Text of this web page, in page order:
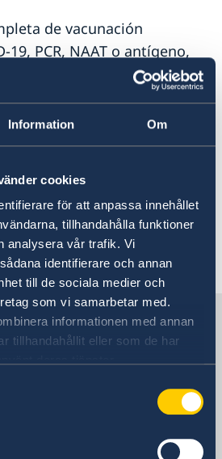
Information Om
cookies
för att anpassa innehållet
tillhandahålla funktioner
analysera vår trafik. Vi
identifierare och annan
till de sociala medier och
som vi samarbetar med.
informationen med annan
tillhandahållit eller som de har
de vacunación
19, PCR, NAAT o antígeno,
72 horas antes del
recuperación con una
de 6 meses
por favor visite
de Justicia
para
(en inglés).
dic 2021, 14.13
Chile, Bogotá, D. C.